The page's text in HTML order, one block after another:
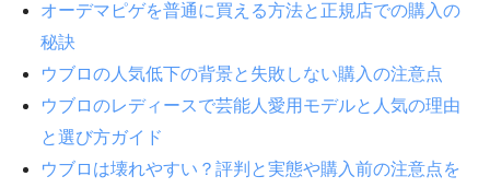
オーデマピゲを普通に買える方法と正規店での購入の
秘訣
ウブロの人気低下の背景と失敗しない購入の注意点
ウブロのレディースで芸能人愛用モデルと人気の理由
と選び方ガイド
ウブロは壊れやすい？評判と実態や購入前の注意点を